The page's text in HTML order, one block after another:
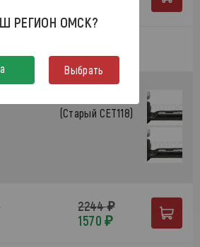
(Старый CET118)
2244 ₽
1570 ₽
РЕГИОН ОМСК?
Выбрать